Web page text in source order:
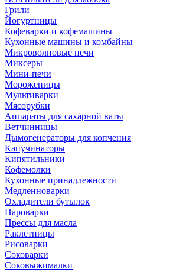
Грили
Йогуртницы
Кофеварки и кофемашины
Кухонные машины и комбайны
Микроволновые печи
Миксеры
Мини-печи
Мороженицы
Мультиварки
Мясорубки
Аппараты для сахарной ваты
Ветчинницы
Дымогенераторы для копчения
Капучинаторы
Кипятильники
Кофемолки
Кухонные принадлежности
Медленноварки
Охладители бутылок
Пароварки
Прессы для масла
Раклетницы
Рисоварки
Соковарки
Соковыжималки